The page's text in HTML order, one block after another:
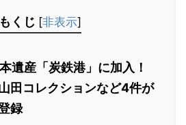
もくじ [非表示]
遺産「炭鉄港」に加入！
田コレクションなど4件が
録